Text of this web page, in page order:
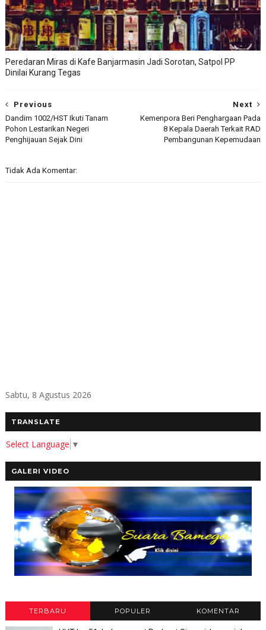
Peredaran Miras di Kafe Banjarmasin Jadi Sorotan, Satpol PP
Dinilai Kurang Tegas
Next
Kemenpora Beri Penghargaan Pada
8 Kepala Daerah Terkait RAD
Pembangunan Kepemudaan
Previous
Dandim 1002/HST Ikuti Tanam
Pohon Lestarikan Negeri
Penghijauan Sejak Dini
Tidak Ada Komentar:
Sabtu, 8 Agustus 2026
TRANSLATE
Select Language ▼
GALERI VIDEO
TERBARU POPULER KOMENTAR